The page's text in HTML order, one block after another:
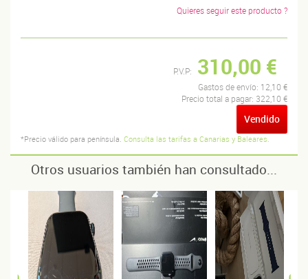
Quieres seguir este producto ?
P.V.P: 310,00 €
Gastos de envío: 12,10 €
Precio total a pagar: 322,10 €
Vendido
*Precio válido para península. Consulta las tarifas a Canarias y Baleares.
Otros usuarios también han consultado...